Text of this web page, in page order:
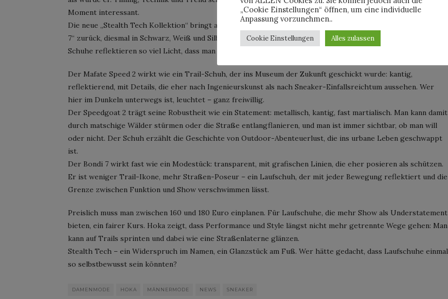
Moment interessant.
Die neue „Stealth Tech Kollektion“ bringt alte Bekannte wie den „Mafate Speed 2“, „Speedgoat 2“ und „Bondi
7“ zurück, diesmal in Schwarz, Weiß und Silber. Wer „stealthy“ erwartet, wird allerdings überrascht sein: Diese
Schuhe reflektieren so viel Licht, dass man beim nächtlichen Trailrun glatt eine Taschenlampe sparen könnte.
Der Mafate Speed 2 wirkt wie ein Trail-Schuh, der ins Museum der Zukunft geschickt wurde: kantig,
reflektierend, mit Details, die eher nach Ingenieurskunst als nach Sneaker-Einfallsreichtum aussehen. Wer
hier im Dunkeln unterwegs ist, leuchtet – ganz freiwillig.
Der Speedgoat 2 trägt seine Robustheit wie ein Statement: metallisch, kantig, fast martialisch. Man kann damit
durch matschige Wälder stürmen oder die Straße entlangflanieren, und man ist immer sichtbar, ob man will
oder nicht. Der Schuh erzählt die Geschichte von Outdoor-Abenteuerlust, die ins urbane Leben geschwappt
ist.
Der Bondi 7 wirkt fast wie ein Modestück: transparent, mit grafischen Linien, die eher posieren als schützen.
Er ist weniger Trail-Ikone, mehr Straßen-Poseur – ein Laufschuh, der mit jeder Bewegung reflektiert und die
Grenze zwischen Funktion und Show verschwimmen lässt.
Preislich muss man zwischen 160 und 180 Euro einplanen. Für Laufschuhe, die mehr Show als Understatement
bieten, ein fairer Kurs. Hoka zeigt, dass Performance und Style längst nicht mehr getrennte Wege gehen: Man
kann auf Trails sprinten und dabei wie eine Straßenlaterne glänzen.
Stealth Tech – ein Widerspruch im Namen, ein Glanzstück am Fuß. Wer hätte gedacht, dass Laufschuhe einmal
so selbstbewusst sein könnten?
DAMENMODE HOKA MÄNNERMODE NEWS SNEAKER
„Cookie Einstellungen“ öffnen, um eine individuelle
Anpassung vorzunehmen..
Cookie Einstellungen Alles zulassen